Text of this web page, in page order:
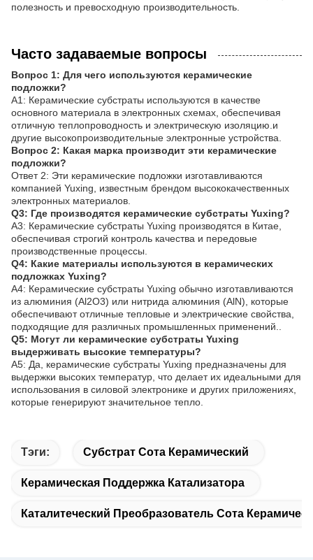
полезность и превосходную производительность.
Часто задаваемые вопросы
Вопрос 1: Для чего используются керамические
подложки?
A1: Керамические субстраты используются в качестве
основного материала в электронных схемах, обеспечивая
отличную теплопроводность и электрическую изоляцию.и
другие высокопроизводительные электронные устройства.
Вопрос 2: Какая марка производит эти керамические
подложки?
Ответ 2: Эти керамические подложки изготавливаются
компанией Yuxing, известным брендом высококачественных
электронных материалов.
Q3: Где производятся керамические субстраты Yuxing?
A3: Керамические субстраты Yuxing производятся в Китае,
обеспечивая строгий контроль качества и передовые
производственные процессы.
Q4: Какие материалы используются в керамических
подложках Yuxing?
A4: Керамические субстраты Yuxing обычно изготавливаются
из алюминия (Al2O3) или нитрида алюминия (AlN), которые
обеспечивают отличные тепловые и электрические свойства,
подходящие для различных промышленных применений..
Q5: Могут ли керамические субстраты Yuxing
выдерживать высокие температуры?
A5: Да, керамические субстраты Yuxing предназначены для
выдержки высоких температур, что делает их идеальными для
использования в силовой электронике и других приложениях,
которые генерируют значительное тепло.
Тэги: Субстрат Сота Керамический
Керамическая Поддержка Катализатора
Каталитеческий Преобразователь Сота